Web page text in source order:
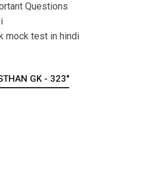
Questions
mock test in hindi
GK - 323"